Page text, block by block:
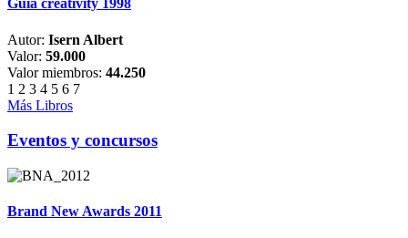
Guia creativity 1998
Autor: Isern Albert
Valor: 59.000
Valor miembros: 44.250
1 2 3 4 5 6 7
Más Libros
Eventos y concursos
Brand New Awards 2011